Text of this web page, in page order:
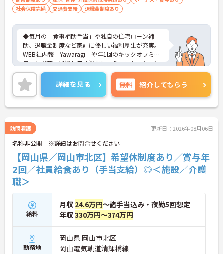
の介護分野でのご経験を有効に活用したい
方
社会保険完備
交通費支給 退職金制度あり
◆毎月の「食事補助手当」や独自の住宅ローン補
助、退職金制度など家計に優しい福利厚生が充実。
WEB社内報「Yawaragi」や年1回のキックオフミー
ティング等、風通し良く温かいコミュニケーション
を育む環境が整っています。
◆若手～中高年まで幅広い年代が活躍中！短時間正
社員制度などライフスタイルに合わせた柔軟な働き
方が可能です。産休・育休の取得を推進しており、
復帰時には最大10万円支給の独自制度「育児休業給
アを強力に支援します。
◆働きながら成長！資格取得を最大10万円補助 多職
種連携で専門知識が磨けるチームケア実践 頑張りや
スキルが給与・役職にしっかり反映。 明確なキャリ
アパス制度が整っている環境で、 目標を持って長く
活躍できます！
詳細を見る 無料 紹介してもらう
訪問看護 更新日：2026年08月06日
名称非公開 ※詳細はお問合せください
【岡山県／岡山市北区】希望休制度あり／賞与年
2回／社員給食あり（手当支給）◎＜施設／介護
職＞
給料
月収 24.6万円～諸手当込み・夜勤5回想定
年収330万円～374万円
勤務地
岡山県 岡山市北区
岡山電気軌道清輝橋線